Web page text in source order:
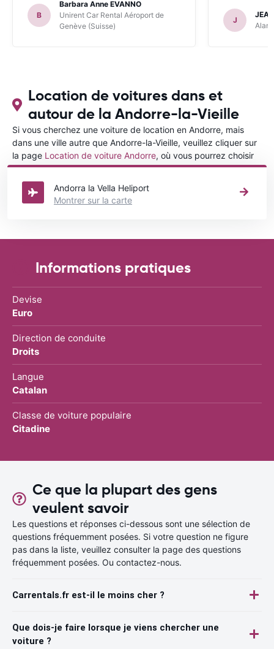
B
Barbara Anne EVANNO
Unirent Car Rental Aéroport de
Genève (Suisse)
J
Location de voitures dans et
autour de la Andorre-la-Vieille
Si vous cherchez une voiture de location en Andorre, mais
dans une ville autre que Andorre-la-Vieille, veuillez cliquer sur
la page Location de voiture Andorre, où vous pourrez choisir
la ville dans le Andorre où vous souhaitez louer une voiture.
Andorra la Vella Heliport
Montrer sur la carte
Informations pratiques
Devise
Euro
Direction de conduite
Droits
Langue
Catalan
Classe de voiture populaire
Citadine
Ce que la plupart des gens
veulent savoir
Les questions et réponses ci-dessous sont une sélection de
questions fréquemment posées. Si votre question ne figure
pas dans la liste, veuillez consulter la page des questions
fréquemment posées. Ou contactez-nous.
Carrentals.fr est-il le moins cher ?
Que dois-je faire lorsque je viens chercher une
voiture ?